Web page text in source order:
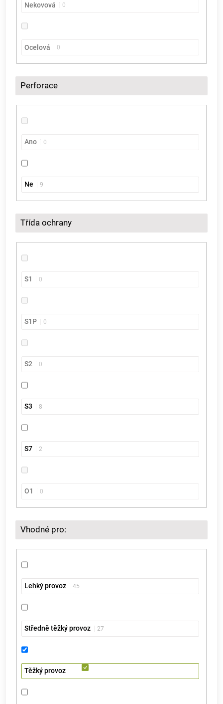
Nekovová 0
Ocelová 0
Perforace
Ano 0
Ne 9
Třída ochrany
S1 0
S1P 0
S2 0
S3 8
S7 2
O1 0
Vhodné pro:
Lehký provoz 45
Středně těžký provoz 27
Těžký provoz